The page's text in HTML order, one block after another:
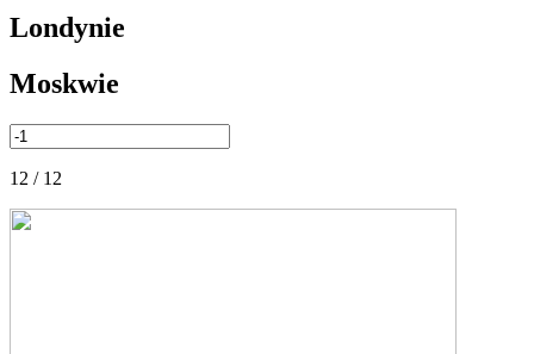
Londynie
Moskwie
12 / 12